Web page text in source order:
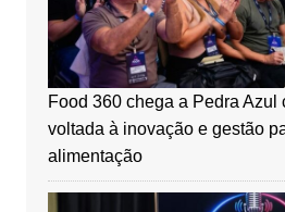
Food 360 chega a Pedra Azul
voltada à inovação e gestão
alimentação